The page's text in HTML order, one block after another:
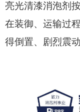
亮光清漆消泡剂
在装御、运输过
得倒置、剧烈震